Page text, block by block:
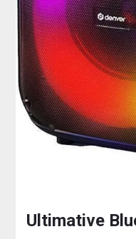
Ultimative